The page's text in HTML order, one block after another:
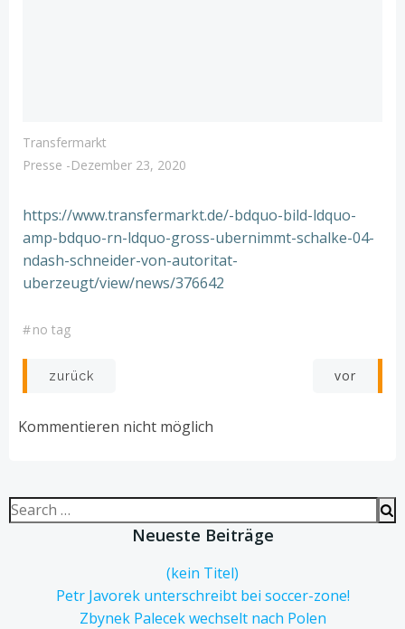
Transfermarkt
Presse -Dezember 23, 2020
https://www.transfermarkt.de/-bdquo-bild-ldquo-
amp-bdquo-rn-ldquo-gross-ubernimmt-schalke-04-
ndash-schneider-von-autoritat-
uberzeugt/view/news/376642
#no tag
Post
navigation
zurück
navigation
vor
Kommentieren nicht möglich
Search
for:
Neueste Beiträge
(kein Titel)
Petr Javorek unterschreibt bei soccer-zone!
Zbynek Palecek wechselt nach Polen